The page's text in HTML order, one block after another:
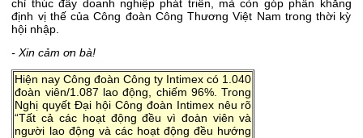
chỉ thúc đẩy doanh nghiệp phát triển, mà còn góp phần khẳng
định vị thế của Công đoàn Công Thương Việt Nam trong thời kỳ
hội nhập.
- Xin cảm ơn bà!
Hiện nay Công đoàn Công ty Intimex có 1.040
đoàn viên/1.087 lao động, chiếm 96%. Trong
Nghị quyết Đại hội Công đoàn Intimex nêu rõ
“Tất cả các hoạt động đều vì đoàn viên và
người lao động và các hoạt động đều hướng